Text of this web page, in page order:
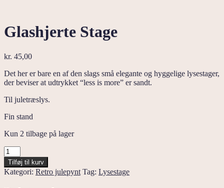
Glashjerte Stage
kr. 45,00
Det her er bare en af den slags små elegante og hyggelige lysestager,
der beviser at udtrykket “less is more” er sandt.
Til juletræslys.
Fin stand
Kun 2 tilbage på lager
Glashjerte
Stage
antal
Tilføj til kurv
Kategori: Retro julepynt Tag: Lysestage